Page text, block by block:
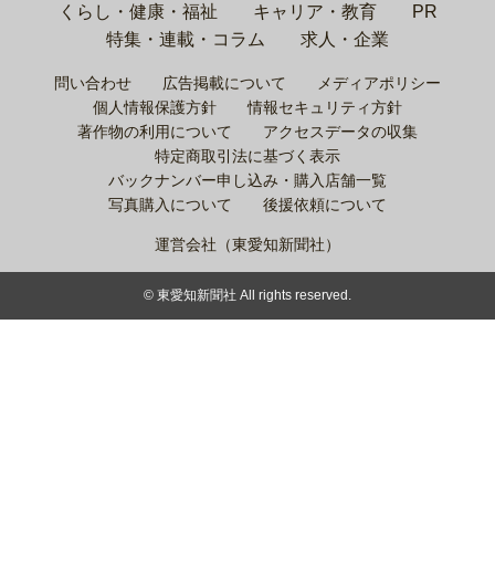
くらし・健康・福祉
キャリア・教育
PR
特集・連載・コラム
求人・企業
問い合わせ 広告掲載について
メディアポリシー
個人情報保護方針
情報セキュリティ方針
著作物の利用について
アクセスデータの収集
特定商取引法に基づく表示
バックナンバー申し込み・購入店舗一覧
写真購入について
後援依頼について
運営会社（東愛知新聞社）
© 東愛知新聞社 All rights reserved.